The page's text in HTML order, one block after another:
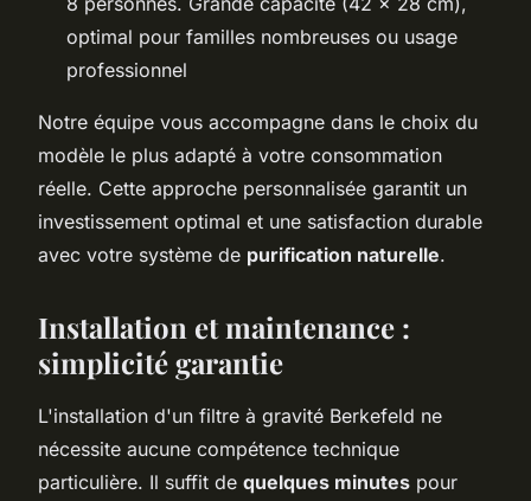
optimal pour familles nombreuses ou usage
professionnel
Notre équipe vous accompagne dans le choix du
modèle le plus adapté à votre consommation
réelle. Cette approche personnalisée garantit un
investissement optimal et une satisfaction durable
avec votre système de purification naturelle.
Installation et maintenance :
simplicité garantie
L'installation d'un filtre à gravité Berkefeld ne
nécessite aucune compétence technique
particulière. Il suffit de quelques minutes pour